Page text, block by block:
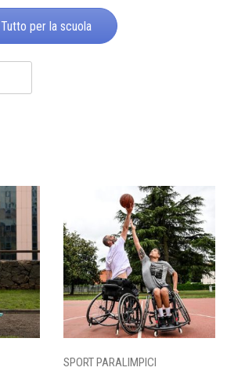
Tutto per la scuola
SPORT PARALIMPICI